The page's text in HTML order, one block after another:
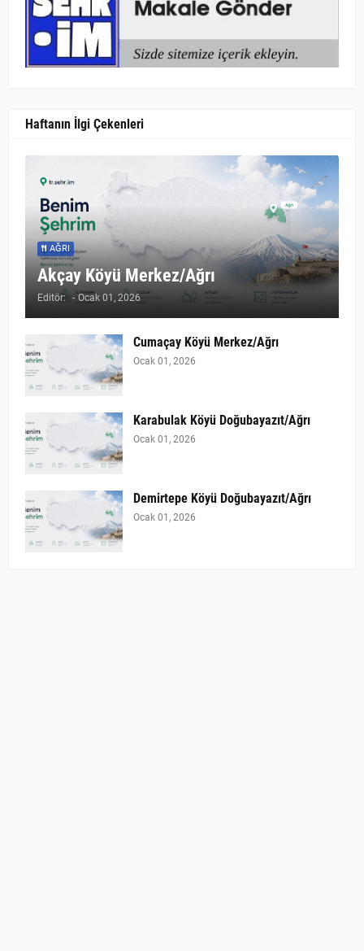
Haftanın İlgi Çekenleri
AĞRI
Akçay Köyü Merkez/Ağrı
Editör: - Ocak 01, 2026
Cumaçay Köyü Merkez/Ağrı
Ocak 01, 2026
Karabulak Köyü Doğubayazıt/Ağrı
Ocak 01, 2026
Demirtepe Köyü Doğubayazıt/Ağrı
Ocak 01, 2026